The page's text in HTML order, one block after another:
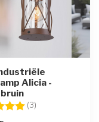
Alicia -
(3)